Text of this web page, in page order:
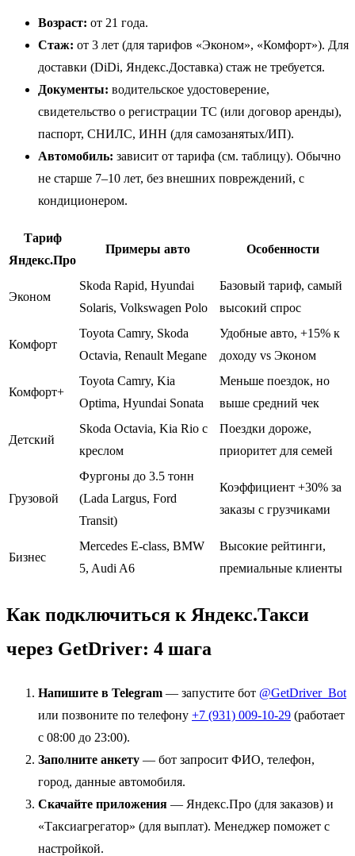
Возраст: от 21 года.
Стаж: от 3 лет (для тарифов «Эконом», «Комфорт»). Для
доставки (DiDi, Яндекс.Доставка) стаж не требуется.
Документы: водительское удостоверение,
свидетельство о регистрации ТС (или договор аренды),
паспорт, СНИЛС, ИНН (для самозанятых/ИП).
Автомобиль: зависит от тарифа (см. таблицу). Обычно
не старше 7–10 лет, без внешних повреждений, с
кондиционером.
Тариф
Яндекс.Про
Примеры авто Особенности
Эконом
Skoda Rapid, Hyundai
Solaris, Volkswagen Polo
Базовый тариф, самый
высокий спрос
Комфорт
Toyota Camry, Skoda
Octavia, Renault Megane
Удобные авто, +15% к
доходу vs Эконом
Комфорт+
Toyota Camry, Kia
Optima, Hyundai Sonata
Меньше поездок, но
выше средний чек
Детский
Skoda Octavia, Kia Rio с
креслом
Поездки дороже,
приоритет для семей
Грузовой
Фургоны до 3.5 тонн
(Lada Largus, Ford
Transit)
Коэффициент +30% за
заказы с грузчиками
Бизнес
Mercedes E-class, BMW
5, Audi A6
Высокие рейтинги,
премиальные клиенты
Как подключиться к Яндекс.Такси
через GetDriver: 4 шага
Напишите в Telegram — запустите бот @GetDriver_Bot
или позвоните по телефону +7 (931) 009-10-29 (работает
с 08:00 до 23:00).
Заполните анкету — бот запросит ФИО, телефон,
город, данные автомобиля.
Скачайте приложения — Яндекс.Про (для заказов) и
«Таксиагрегатор» (для выплат). Менеджер поможет с
настройкой.